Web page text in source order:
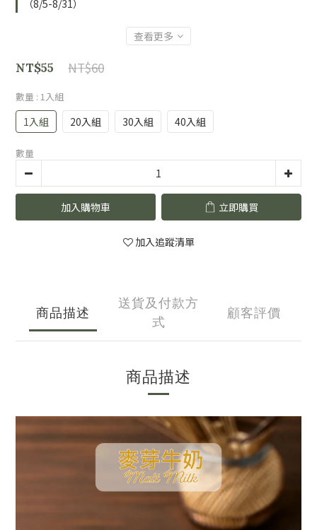
（8/5-8/31）
查看更多
NT$60
NT$55
數量 : 1入組
1入組 20入組 30入組 40入組
數量
加入購物車 立即購買
加入追蹤清單
商品描述
送貨及付款方
式
顧客評價
商品描述